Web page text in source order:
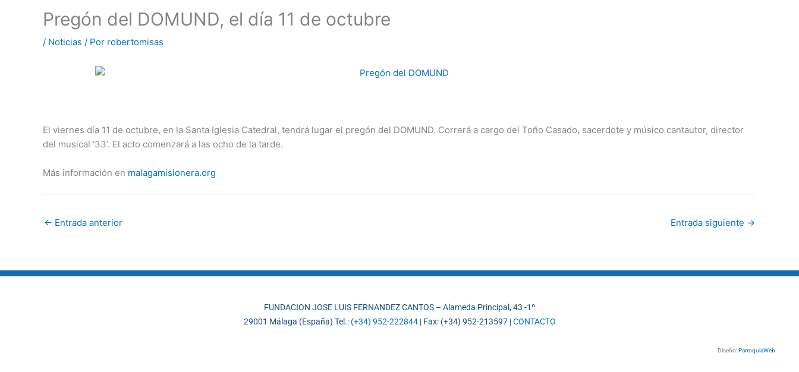
Pregón del DOMUND, el día 11 de octubre
/ Noticias / Por robertomisas
El viernes día 11 de octubre, en la Santa Iglesia Catedral, tendrá lugar el pregón del DOMUND. Correrá a cargo del Toño Casado, sacerdote y músico cantautor, director
del musical ‘33’. El acto comenzará a las ocho de la tarde.
Más información en malagamisionera.org
← Entrada anterior Entrada siguiente →
FUNDACION JOSE LUIS FERNANDEZ CANTOS – Alameda Principal, 43 -1º
29001 Málaga (España) Tel.: (+34) 952-222844| Fax: (+34) 952-213597 |CONTACTO
Diseño:ParroquiaWeb